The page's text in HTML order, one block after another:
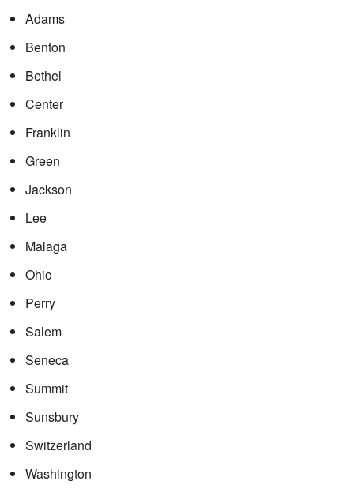
Adams
Benton
Bethel
Center
Franklin
Green
Jackson
Lee
Malaga
Ohio
Perry
Salem
Seneca
Summit
Sunsbury
Switzerland
Washington